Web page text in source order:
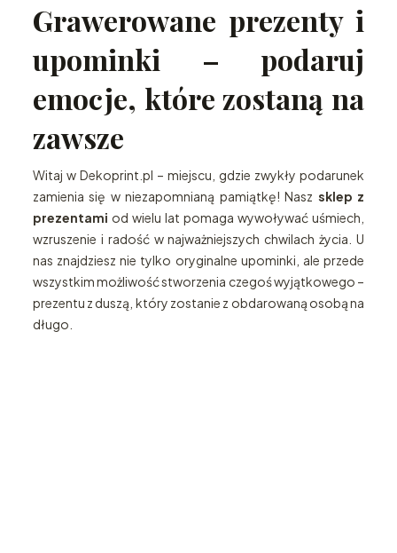
Grawerowane prezenty i
upominki – podaruj
emocje, które zostaną na
zawsze
Witaj w Dekoprint.pl – miejscu, gdzie zwykły podarunek
zamienia się w niezapomnianą pamiątkę! Nasz sklep z
prezentami od wielu lat pomaga wywoływać uśmiech,
wzruszenie i radość w najważniejszych chwilach życia. U
nas znajdziesz nie tylko oryginalne upominki, ale przede
wszystkim możliwość stworzenia czegoś wyjątkowego –
prezentu z duszą, który zostanie z obdarowaną osobą na
długo.